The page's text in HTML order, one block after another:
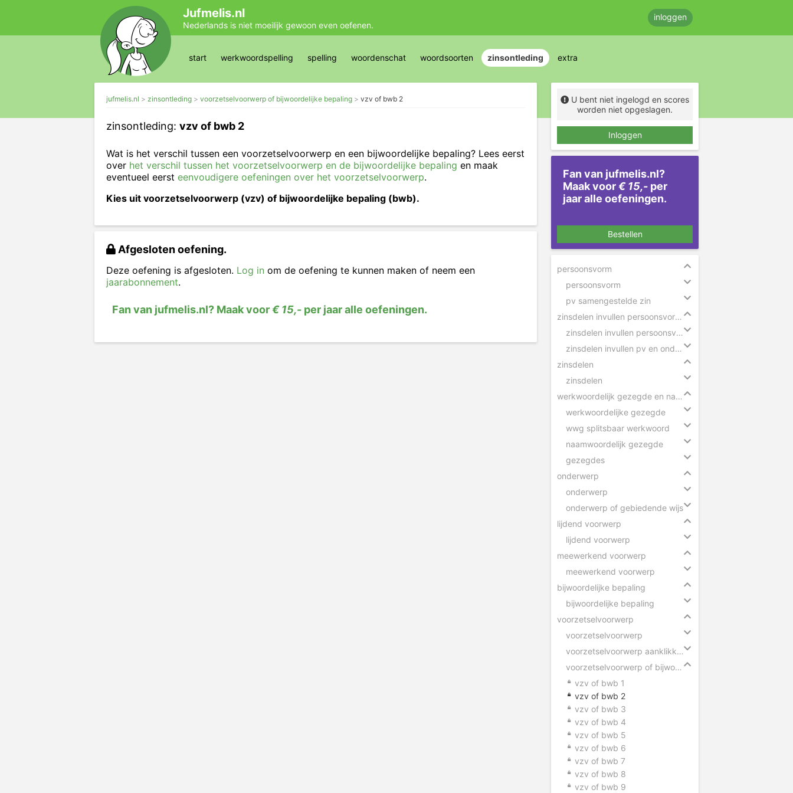
Jufmelis.nl
Nederlands is niet moeilijk gewoon even oefenen.
inloggen
start werkwoordspelling spelling woordenschat woordsoorten zinsontleding extra
jufmelis.nl zinsontleding voorzetselvoorwerp of bijwoordelijke bepaling vzv of bwb 2
zinsontleding: vzv of bwb 2
Wat is het verschil tussen een voorzetselvoorwerp en een bijwoordelijke bepaling? Lees eerst
over het verschil tussen het voorzetselvoorwerp en de bijwoordelijke bepaling en maak
eventueel eerst eenvoudigere oefeningen over het voorzetselvoorwerp.
Kies uit voorzetselvoorwerp (vzv) of bijwoordelijke bepaling (bwb).
Afgesloten oefening.
Deze oefening is afgesloten. Log in om de oefening te kunnen maken of neem een
jaarabonnement.
Fan van jufmelis.nl? Maak voor€ 15,- per jaar alle oefeningen.
U bent niet ingelogd en scores
worden niet opgeslagen.
Inloggen
Fan van jufmelis.nl?
Maak voor€ 15,- per
jaar alle oefeningen.
Bestellen
persoonsvorm
persoonsvorm
pv samengestelde zin
zinsdelen invullen persoonsvorm en onderwerp
zinsdelen invullen persoonsvorm
zinsdelen invullen pv en onderwerp
zinsdelen
zinsdelen
werkwoordelijk gezegde en naamwoordelijk gezegde
werkwoordelijke gezegde
wwg splitsbaar werkwoord
naamwoordelijk gezegde
gezegdes
onderwerp
onderwerp
onderwerp of gebiedende wijs
lijdend voorwerp
lijdend voorwerp
meewerkend voorwerp
meewerkend voorwerp
bijwoordelijke bepaling
bijwoordelijke bepaling
voorzetselvoorwerp
voorzetselvoorwerp
voorzetselvoorwerp aanklikken
voorzetselvoorwerp of bijwoordelijke bepaling
vzv of bwb 1
vzv of bwb 2
vzv of bwb 3
vzv of bwb 4
vzv of bwb 5
vzv of bwb 6
vzv of bwb 7
vzv of bwb 8
vzv of bwb 9